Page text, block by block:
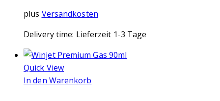
plus Versandkosten
Delivery time: Lieferzeit 1-3 Tage
Quick View
In den Warenkorb